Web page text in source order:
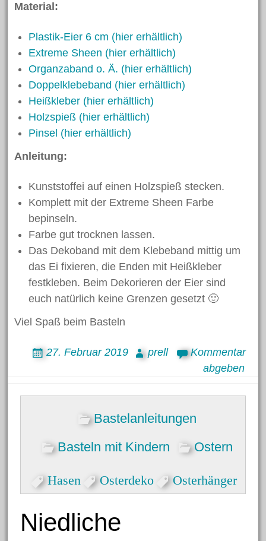
Juni 2019
Mai 2019
April 2019
März 2019
Februar 2019
Januar 2019
Oktober 2018
September 2018
August 2018
Juli 2018
Juni 2018
Mai 2018
April 2018
März 2018
Januar 2018
Oktober 2017
Juli 2017
Mai 2017
März 2017
Januar 2017
Material:
Plastik-Eier 6 cm (hier erhältlich)
Extreme Sheen (hier erhältlich)
Organzaband o. Ä. (hier erhältlich)
Doppelklebeband (hier erhältlich)
Heißkleber (hier erhältlich)
Holzspieß (hier erhältlich)
Pinsel (hier erhältlich)
Anleitung:
Kunststoffei auf einen Holzspieß stecken.
Komplett mit der Extreme Sheen Farbe
bepinseln.
Farbe gut trocknen lassen.
Das Dekoband mit dem Klebeband mittig um
das Ei fixieren, die Enden mit Heißkleber
festkleben. Beim Dekorieren der Eier sind
euch natürlich keine Grenzen gesetzt 🙂
Viel Spaß beim Basteln
27. Februar 2019 prell
Kommentar
abgeben
Bastelanleitungen
Basteln mit Kindern
Ostern
Hasen Osterdeko Osterhänger
Niedliche